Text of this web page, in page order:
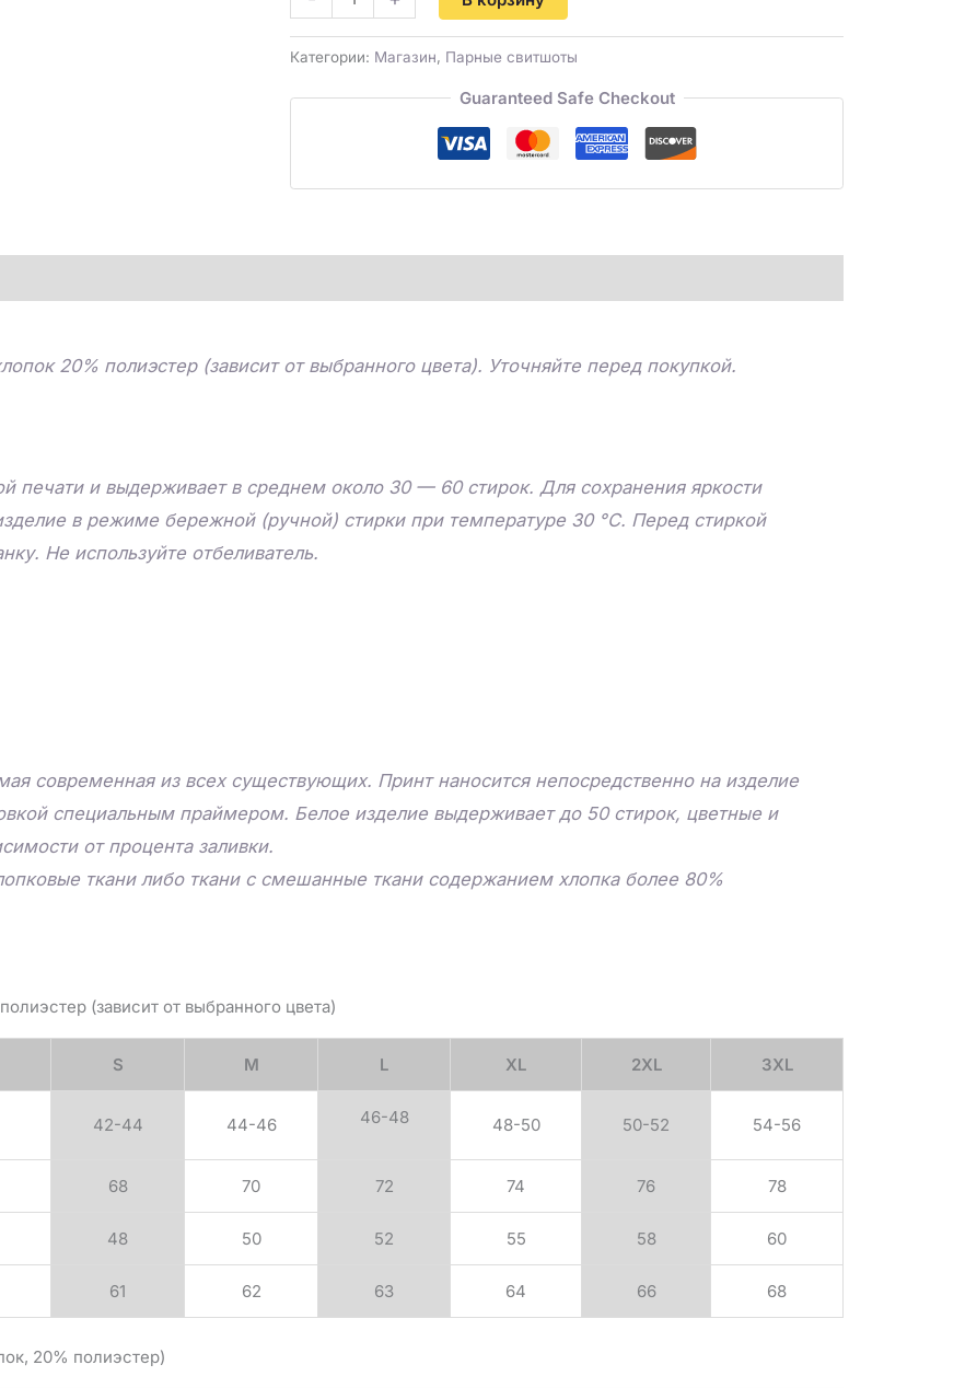
Категории: Магазин, Парные свитшоты
Guaranteed Safe Checkout
20% полиэстер (зависит от выбранного цвета). Уточняйте перед покупкой.
печати и выдерживает в среднем около 30 — 60 стирок. Для сохранения яркости
в режиме бережной (ручной) стирки при температуре 30 °C. Перед стиркой
Не используйте отбеливатель.
современная из всех существующих. Принт наносится непосредственно на изделие
специальным праймером. Белое изделие выдерживает до 50 стирок, цветные и
от процента заливки.
ткани либо ткани с смешанные ткани содержанием хлопка более 80%
(зависит от выбранного цвета)
S M L XL 2XL 3XL
42-44 44-46 46-48 48-50 50-52 54-56
68 70 72 74 76 78
48 50 52 55 58 60
61 62 63 64 66 68
20% полиэстер)